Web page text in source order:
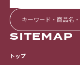
SITEMAP
トップ